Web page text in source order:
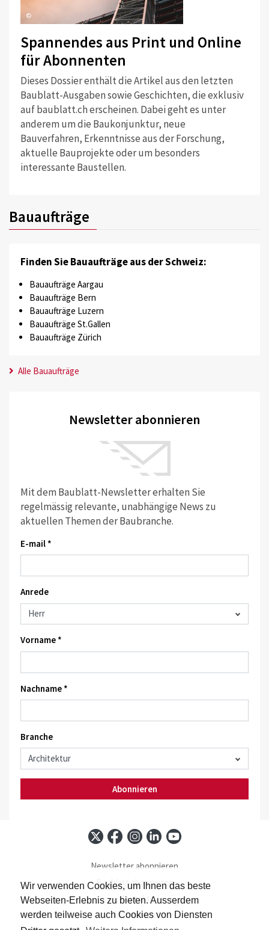
Wir verwenden Cookies, um Ihnen das beste
Webseiten-Erlebnis zu bieten. Ausserdem
werden teilweise auch Cookies von Diensten
©
Spannendes aus Print und Online
für Abonnenten
Dieses Dossier enthält die Artikel aus den letzten
Baublatt-Ausgaben sowie Geschichten, die exklusiv
auf baublatt.ch erscheinen. Dabei geht es unter
anderem um die Baukonjunktur, neue
Bauverfahren, Erkenntnisse aus der Forschung,
aktuelle Bauprojekte oder um besonders
interessante Baustellen.
Bauaufträge
Finden Sie Bauaufträge aus der Schweiz:
Bauaufträge Aargau
Bauaufträge Bern
Bauaufträge Luzern
Bauaufträge St.Gallen
Bauaufträge Zürich
Alle Bauaufträge
Newsletter abonnieren
Mit dem Baublatt-Newsletter erhalten Sie
regelmässig relevante, unabhängige News zu
aktuellen Themen der Baubranche.
E-mail *
Anrede
Vorname *
Nachname *
Branche
Abonnieren
Newsletter abonnieren
Baublatt abonnieren
Kontakt
Impressum